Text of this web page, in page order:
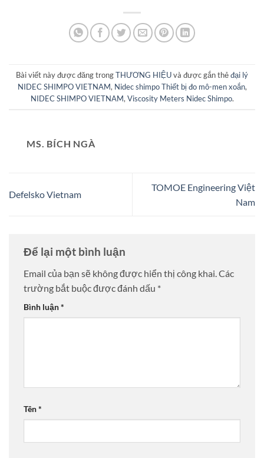
Bài viết này được đăng trongTHƯƠNG HIỆUvà được gắn thẻđại lý
NIDEC SHIMPO VIETNAM, Nidec shimpo Thiết bị đo mô-men xoắn,
NIDEC SHIMPO VIETNAM, Viscosity Meters Nidec Shimpo.
MS. BÍCH NGÀ
Defelsko Vietnam
TOMOE Engineering Việt
Nam
Để lại một bình luận
Email của bạn sẽ không được hiển thị công khai.Các
trường bắt buộc được đánh dấu *
Bình luận*
Tên*